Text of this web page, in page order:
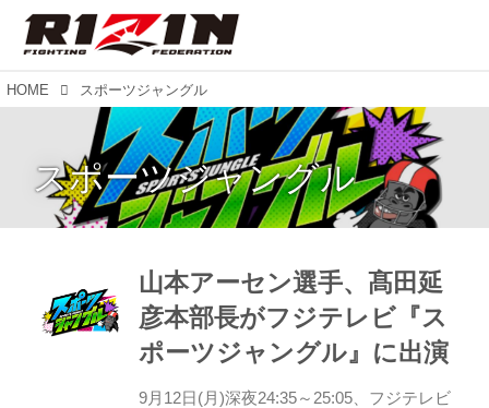
HOME スポーツジャングル
スポーツジャングル
山本アーセン選手、髙田延
彦本部長がフジテレビ『ス
ポーツジャングル』に出演
9月12日(月)深夜24:35～25:05、フジテレビ